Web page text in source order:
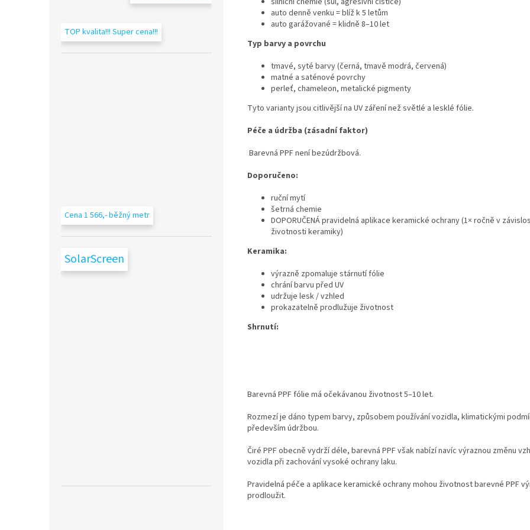
TOP kvalita!!! Super cena!!!
Cena 1 566,- běžný metr
SolarScreen
auto denně venku = blíž k 5 letům
auto garážované = klidně 8–10 let
Typ barvy a povrchu
tmavé, syté barvy (černá, tmavě modrá, červená)
matné a saténové povrchy
perleť, chameleon, metalické pigmenty
Tyto varianty jsou citlivější na UV záření než světlé a lesklé fólie.
Péče a údržba (zásadní faktor)
Barevná PPF není bezúdržbová.
Doporučeno:
ruční mytí
šetrná chemie
DOPORUČENÁ pravidelná aplikace keramické ochrany (1× ročně v
životnosti keramiky)
Keramika:
výrazně zpomaluje stárnutí fólie
chrání barvu před UV
udržuje lesk / vzhled
prokazatelně prodlužuje životnost
Shrnutí:
Barevná PPF fólie má očekávanou životnost 5–10 let.
Rozmezí je dáno typem barvy, způsobem používání vozidla, klimatickými
především údržbou.
Čiré PPF obecně vydrží déle, barevná PPF však nabízí navíc výraznou změnu
vozidla při zachování vysoké ochrany laku.
Pravidelná péče a aplikace keramické ochrany mohou životnost barevné PPF
prodloužit.